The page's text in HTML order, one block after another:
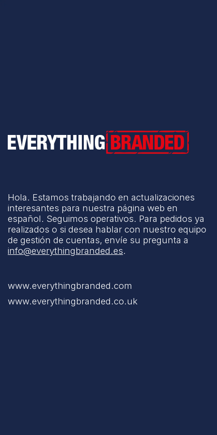
Everything Branded
Hola. Estamos trabajando en actualizaciones
interesantes para nuestra página web en
español. Seguimos operativos. Para pedidos ya
realizados o si desea hablar con nuestro equipo
de gestión de cuentas, envíe su pregunta a
info@everythingbranded.es.
www.everythingbranded.com
www.everythingbranded.co.uk